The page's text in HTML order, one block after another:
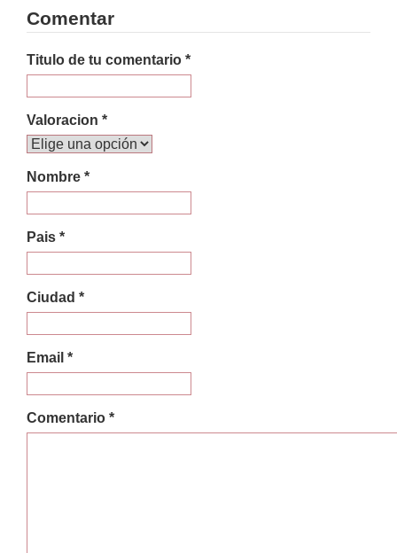
Comentar
Titulo de tu comentario *
Valoracion *
Nombre *
Pais *
Ciudad *
Email *
Comentario *